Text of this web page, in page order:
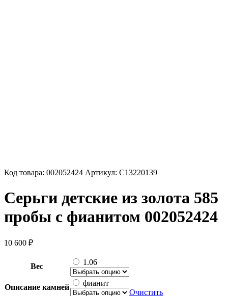
Код товара: 002052424 Артикул: С13220139
Серьги детские из золота 585
пробы с фианитом 002052424
10 600 ₽
Вес 1.06
Описание камней
фианит
Очистить